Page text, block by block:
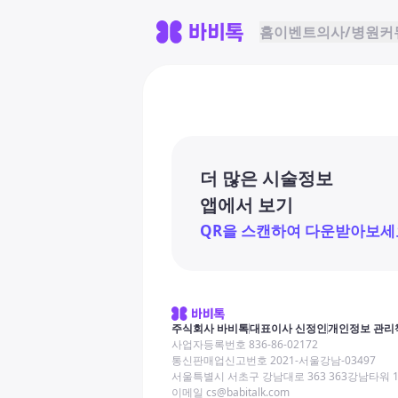
홈이벤트의사/병원커
더 많은 시술정보
앱에서 보기
QR을 스캔하여 다운받아보세
주식회사 바비톡대표이사 신정인개인정보 관리
사업자등록번호 836-86-02172
통신판매업신고번호 2021-서울강남-03497
서울특별시 서초구 강남대로 363 363강남타워
이메일 cs@babitalk.com